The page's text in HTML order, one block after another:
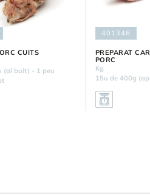
CUITS
(al buit) - 1 peu
401346
PREPARAT
PORC
Kg
15u de 400g